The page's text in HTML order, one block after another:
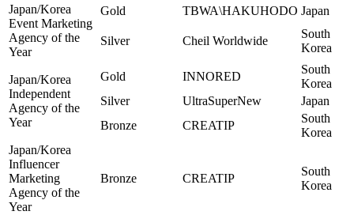
Japan/Korea
Event Marketing
Agency of the
Year
Gold TBWA\HAKUHODO Japan
Silver Cheil Worldwide
South
Korea
Japan/Korea
Independent
Agency of the
Year
Gold INNORED
South
Korea
Silver
UltraSuperNew
Japan
Bronze
CREATIP
South
Korea
Japan/Korea
Influencer
Marketing
Agency of the
Year
Bronze CREATIP
South
Korea